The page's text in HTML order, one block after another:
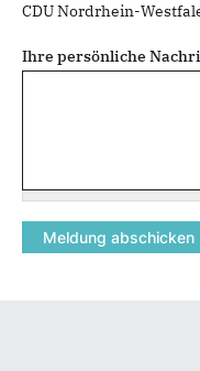
CDU Nordrhein-
Ihre persönliche